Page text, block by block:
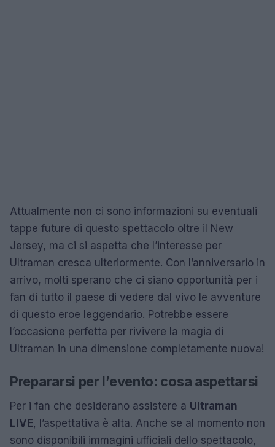
Attualmente non ci sono informazioni su eventuali
tappe future di questo spettacolo oltre il New
Jersey, ma ci si aspetta che l’interesse per
Ultraman cresca ulteriormente. Con l’anniversario in
arrivo, molti sperano che ci siano opportunità per i
fan di tutto il paese di vedere dal vivo le avventure
di questo eroe leggendario. Potrebbe essere
l’occasione perfetta per rivivere la magia di
Ultraman in una dimensione completamente nuova!
Prepararsi per l’evento: cosa aspettarsi
Per i fan che desiderano assistere a Ultraman
LIVE, l’aspettativa è alta. Anche se al momento non
sono disponibili immagini ufficiali dello spettacolo,